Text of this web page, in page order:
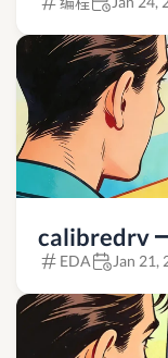
calibredrv
EDA Jan 21,